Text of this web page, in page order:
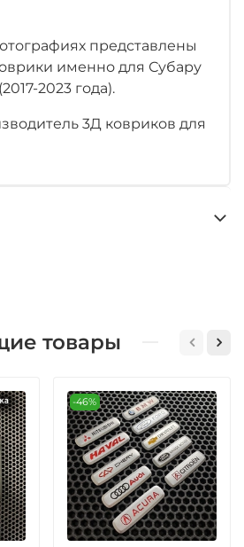
представлены
именно для Субару
2023 года).
3Д ковриков для
товары
-46%